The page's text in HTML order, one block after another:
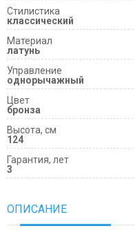
Cтилистика
классический
Материал
латунь
Управление
однорычажный
Цвет
бронза
Высота, см
124
Гарантия, лет
3
ОПИСАНИЕ